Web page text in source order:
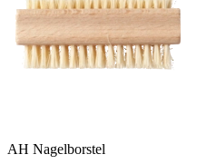
AH Nagelborstel